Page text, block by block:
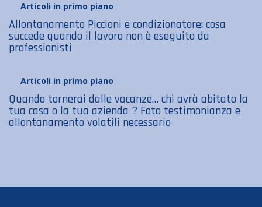
Articoli in primo piano
Allontanamento Piccioni e condizionatore: cosa
succede quando il lavoro non è eseguito da
professionisti
Articoli in primo piano
Quando tornerai dalle vacanze… chi avrà abitato la
tua casa o la tua azienda ? Foto testimonianza e
allontanamento volatili necessario